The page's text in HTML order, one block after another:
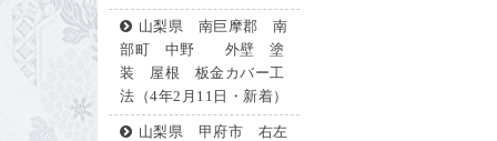
山梨県 南巨摩郡 南
部町 中野 外壁 塗
装 屋根 板金カバー工
法（4年2月11日・新着）
山梨県 甲府市 右左